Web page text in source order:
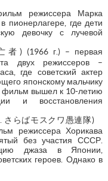
режиссера Марка
пионерлагере, где дети
девочку с лучевой
者) (1966 г.) – первая
двух режиссеров –
где советский актер
японскому мальчику
фильм вышел к 10-летию
и восстановления
さらばモスクワ愚連隊)
режиссера Хорикава
без участия СССР.
джаза в Японии,
героев. Однако в